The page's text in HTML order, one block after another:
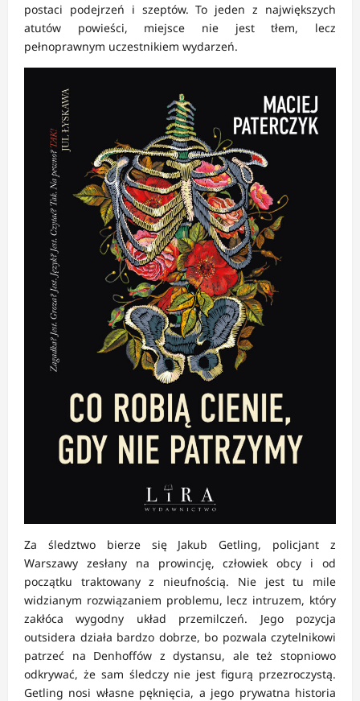
postaci podejrzeń i szeptów. To jeden z największych
atutów powieści, miejsce nie jest tłem, lecz
pełnoprawnym uczestnikiem wydarzeń.
Za śledztwo bierze się Jakub Getling, policjant z
Warszawy zesłany na prowincję, człowiek obcy i od
początku traktowany z nieufnością. Nie jest tu mile
widzianym rozwiązaniem problemu, lecz intruzem, który
zakłóca wygodny układ przemilczeń. Jego pozycja
outsidera działa bardzo dobrze, bo pozwala czytelnikowi
patrzeć na Denhoffów z dystansu, ale też stopniowo
odkrywać, że sam śledczy nie jest figurą przezroczystą.
Getling nosi własne pęknięcia, a jego prywatna historia